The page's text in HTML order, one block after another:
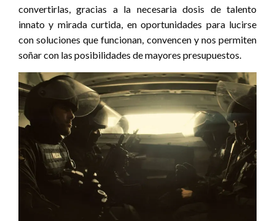
convertirlas, gracias a la necesaria dosis de talento
innato y mirada curtida, en oportunidades para lucirse
con soluciones que funcionan, convencen y nos permiten
soñar con las posibilidades de mayores presupuestos.